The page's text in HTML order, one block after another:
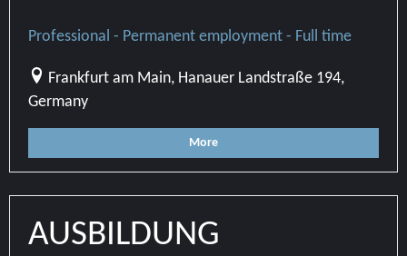
Professional - Permanent employment - Full time
Frankfurt am Main, Hanauer Landstraße 194,
Germany
More
AUSBILDUNG